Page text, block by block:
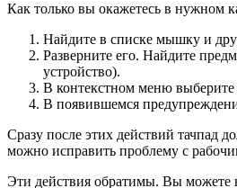
Как только вы окажетесь в нужном
Найдите в списке мышку и
Разверните его. Найдите
устройство).
В контекстном меню
В появившемся
Сразу после этих действий тачпад
можно исправить проблему с
Эти действия обратимы. Вы можете